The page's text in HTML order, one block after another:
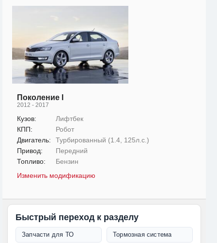
Поколение I
2012 - 2017
Кузов:
Лифтбек
КПП:
Робот
Двигатель:
Турбированный (1.4, 125л.с.)
Привод:
Передний
Топливо:
Бензин
Изменить модификацию
Быстрый переход к разделу
Запчасти для ТО Тормозная система